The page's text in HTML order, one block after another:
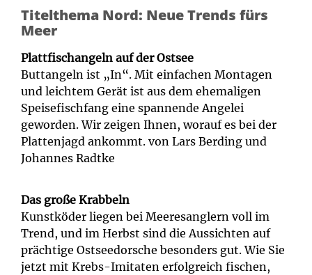
Titelthema Nord: Neue Trends fürs
Meer
Plattfischangeln auf der Ostsee
Buttangeln ist „In“. Mit einfachen Montagen
und leichtem Gerät ist aus dem ehemaligen
Speisefischfang eine spannende Angelei
geworden. Wir zeigen Ihnen, worauf es bei der
Plattenjagd ankommt. von Lars Berding und
Johannes Radtke
Das große Krabbeln
Kunstköder liegen bei Meeresanglern voll im
Trend, und im Herbst sind die Aussichten auf
prächtige Ostseedorsche besonders gut. Wie Sie
jetzt mit Krebs-Imitaten erfolgreich fischen,